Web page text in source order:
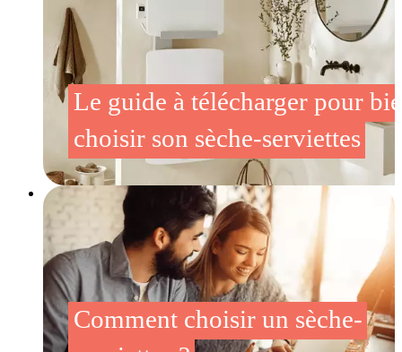
Le guide à télécharger pour
choisir son sèche-serviettes
Comment choisir un sèche-